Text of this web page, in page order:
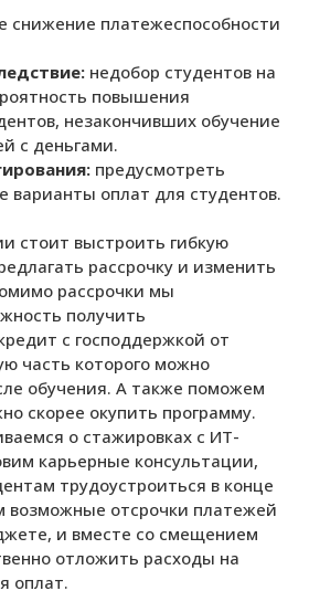
снижение платежеспособности
недобор студентов на
повышения
незакончивших обучение
с деньгами.
предусмотреть
варианты оплат для студентов.
стоит выстроить гибкую
рассрочку и изменить
рассрочки мы
получить
с господдержкой от
часть которого можно
обучения. А также поможем
скорее окупить программу.
о стажировках с ИТ-
карьерные консультации,
трудоустроиться в конце
возможные отсрочки платежей
и вместе со смещением
отложить расходы на
оплат.